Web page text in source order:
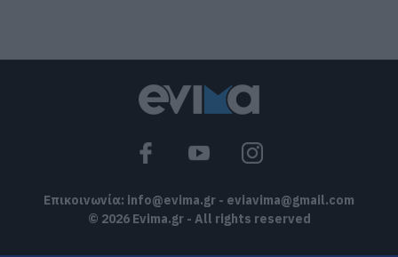
Θρήνος σε όλη την Εύβοια για τον
επιχειρηματία που έφυγε απο την ζωή
Επικοινωνία: info@evima.gr - eviavima@gmail.com
© 2026 Evima.gr - All rights reserved